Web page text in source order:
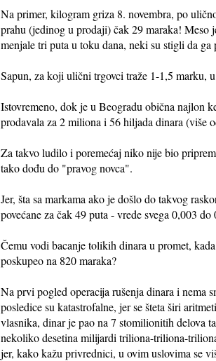
Na primer, kilogram griza 8. novembra, po
prahu (jedinog u prodaji) čak 29 maraka! Meso
menjale tri puta u toku dana, neki su stigli da ga
Sapun, za koji ulični trgovci traže 1-1,5 marku,
Istovremeno, dok je u Beogradu obična najlon
prodavala za 2 miliona i 56 hiljada dinara (više
Za takvo ludilo i poremećaj niko nije bio
tako dođu do "pravog novca".
Jer, šta sa markama ako je došlo do takvog
povećane za čak 49 puta - vrede svega 0,003
Čemu vodi bacanje tolikih dinara u promet,
poskupeo na 820 maraka?
Na prvi pogled operacija rušenja dinara i nema
posledice su katastrofalne, jer se šteta širi
vlasnika, dinar je pao na 7 stomilionitih delova
nekoliko desetina milijardi triliona-triliona-
jer, kako kažu privrednici, u ovim uslovima se